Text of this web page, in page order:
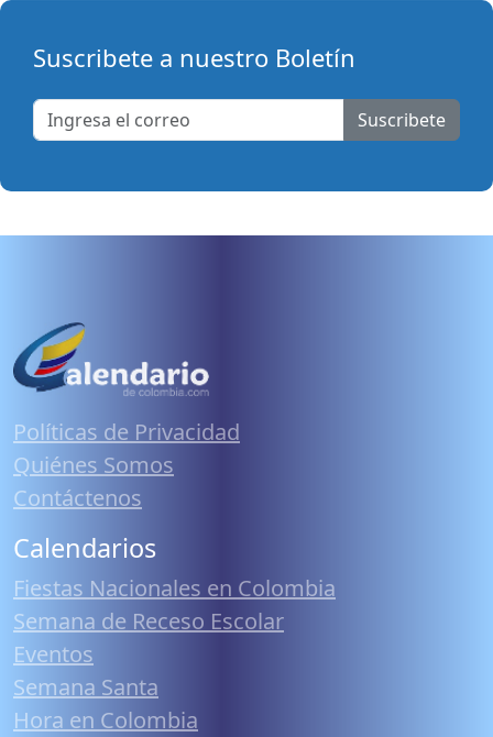
Suscribete a nuestro Boletín
Suscribete
Políticas de Privacidad
Quiénes Somos
Contáctenos
Calendarios
Fiestas Nacionales en Colombia
Semana de Receso Escolar
Eventos
Semana Santa
Hora en Colombia